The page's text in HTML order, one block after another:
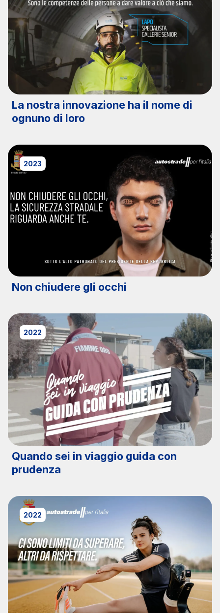
La nostra innovazione ha il nome di
ognuno di loro
2023
Non chiudere gli occhi
2022
Quando sei in viaggio guida con
prudenza
2022